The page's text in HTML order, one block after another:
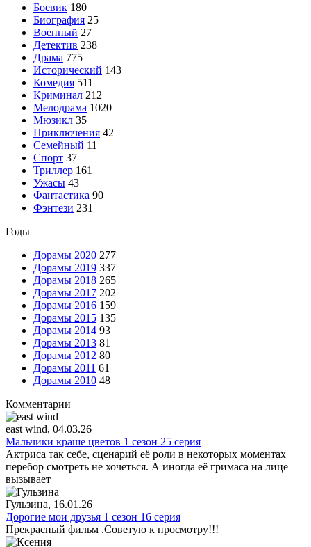
Боевик 180
Биография 25
Военный 27
Детектив 238
Драма 775
Исторический 143
Комедия 511
Криминал 212
Мелодрама 1020
Мюзикл 35
Приключения 42
Семейный 11
Спорт 37
Триллер 161
Ужасы 43
Фантастика 90
Фэнтези 231
Годы
Дорамы 2020 277
Дорамы 2019 337
Дорамы 2018 265
Дорамы 2017 202
Дорамы 2016 159
Дорамы 2015 135
Дорамы 2014 93
Дорамы 2013 81
Дорамы 2012 80
Дорамы 2011 61
Дорамы 2010 48
Комментарии
east wind, 04.03.26
Мальчики краше цветов 1 сезон 25 серия
Актриса так себе, сценарий её роли в некоторых моментах
перебор смотреть не хочеться. А иногда её гримаса на лице
вызывает
Гульзина, 16.01.26
Дорогие мои друзья 1 сезон 16 серия
Прекрасный фильм .Советую к просмотру!!!